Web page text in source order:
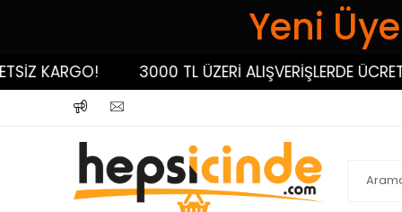
Yeni
KARGO! 3000 TL ÜZERİ ALIŞVERİŞLERDE